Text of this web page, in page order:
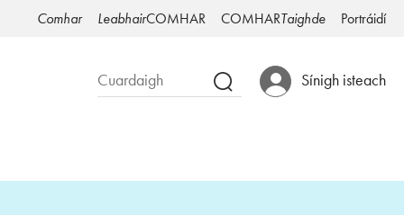
Comhar LeabhairCOMHAR COMHARTaighde Portráidí
Sínigh isteach